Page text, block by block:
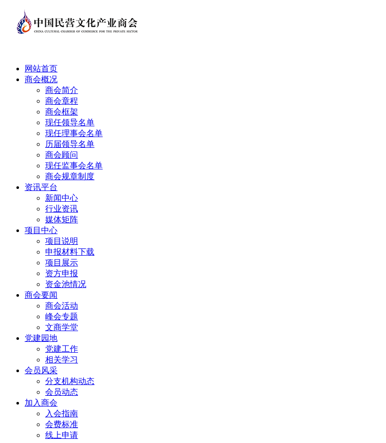
网站首页
商会概况
商会简介
商会章程
商会框架
现任领导名单
现任理事会名单
历届领导名单
商会顾问
现任监事会名单
商会规章制度
资讯平台
新闻中心
行业资讯
媒体矩阵
项目中心
项目说明
申报材料下载
项目展示
资方申报
资金池情况
商会要闻
商会活动
峰会专题
文商学堂
党建园地
党建工作
相关学习
会员风采
分支机构动态
会员动态
加入商会
入会指南
会费标准
线上申请